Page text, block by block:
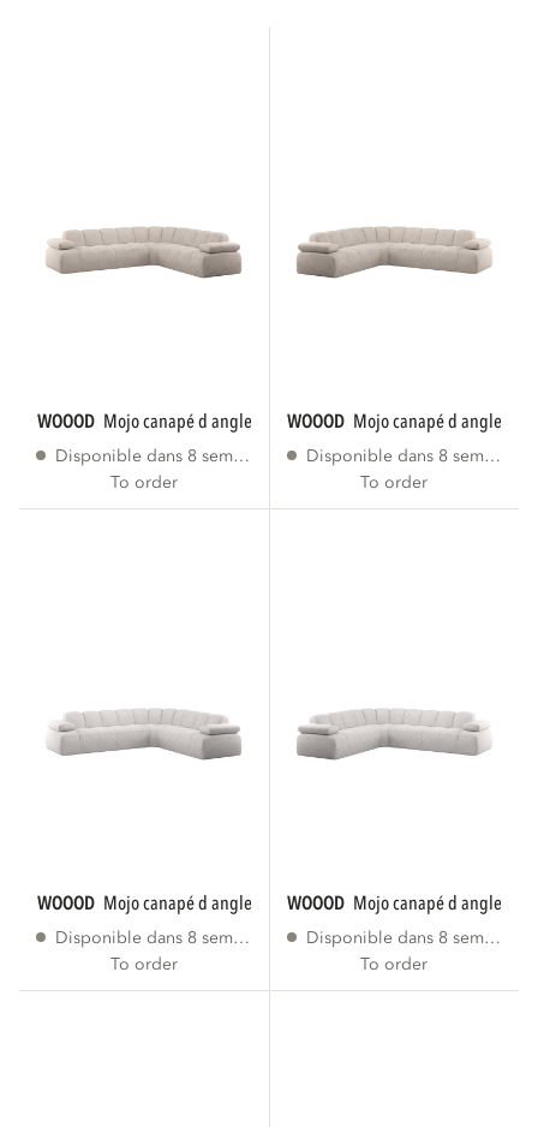
WOOOD mojo canapé d angle droite tissu...
Disponible dans 8 semaines
To order
WOOOD mojo canapé d angle
Disponible dans 8 semaines
To order
WOOOD mojo canapé d angle droite bouclé...
Disponible dans 8 semaines
To order
WOOOD mojo canapé d angle
Disponible dans 8 semaines
To order